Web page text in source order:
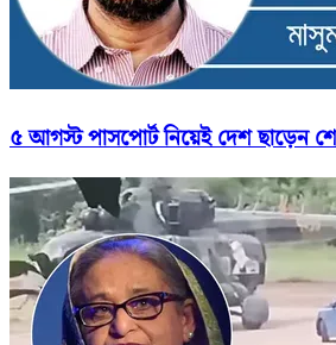
৫ আগস্ট পাসপোর্ট নিয়েই দেশ ছাড়েন